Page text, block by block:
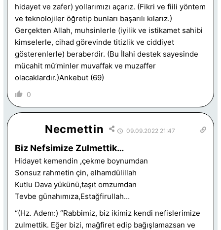
hidayet ve zafer) yollarımızı açarız. (Fikri ve fiili yöntem
ve teknolojiler öğretip bunları başarılı kılarız.)
Gerçekten Allah, muhsinlerle (iyilik ve istikamet sahibi
kimselerle, cihad görevinde titizlik ve ciddiyet
gösterenlerle) beraberdir. (Bu İlahi destek sayesinde
mücahit mü’minler muvaffak ve muzaffer
olacaklardır.)Ankebut (69)
0
Necmettin 09.09.2022 21:47
Biz Nefsimize Zulmettik…
Hidayet kemendin ,çekme boynumdan
Sonsuz rahmetin çin, elhamdülillah
Kutlu Dava yükünü,taşıt omzumdan
Tevbe günahımıza,Estağfirullah…
“(Hz. Adem:) “Rabbimiz, biz ikimiz kendi nefislerimize
zulmettik. Eğer bizi, mağfiret edip bağışlamazsan ve